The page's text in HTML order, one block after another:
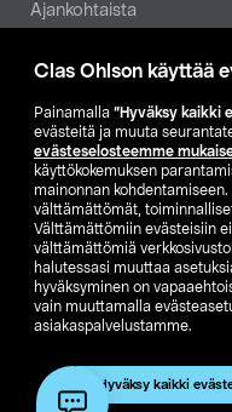
Clas Ohlson käyttää
Painamalla ”Hyväksy kaikki
evästeitä ja muuta
evästeselosteemme
käyttökokemuksen
mainonnan
välttämättömät,
Välttämättömiin evästeisiin
välttämättömiä
halutessasi muuttaa
hyväksyminen on
vain muuttamalla
asiakaspalvelustamme.
Hyväksy kaikki
Ajankohtaista
Muut yrityksemme
Club Clas